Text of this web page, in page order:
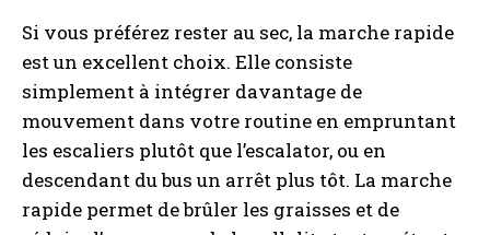
Si vous préférez rester au sec, la marche rapide
est un excellent choix. Elle consiste
simplement à intégrer davantage de
mouvement dans votre routine en empruntant
les escaliers plutôt que l’escalator, ou en
descendant du bus un arrêt plus tôt. La marche
rapide permet de brûler les graisses et de